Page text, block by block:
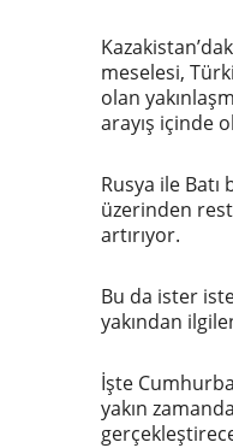
meselesi,
olan
arayış içinde
Rusya ile
üzerinden
artırıyor.
Bu da ister
yakından
İşte
yakın